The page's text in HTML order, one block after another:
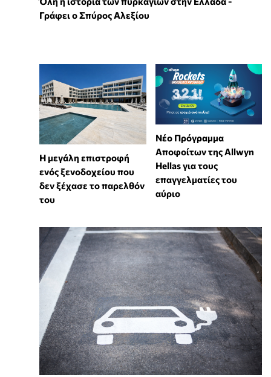
Γράφει ο Σπύρος Αλεξίου
Η μεγάλη επιστροφή
ενός ξενοδοχείου που
δεν ξέχασε το παρελθόν
του
Νέο Πρόγραμμα
Αποφοίτων της Allwyn
Hellas για τους
επαγγελματίες του
αύριο